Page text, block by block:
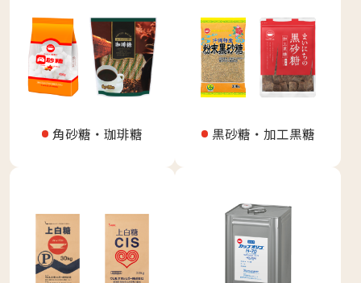
角砂糖・珈琲糖 黒砂糖・加工黒糖